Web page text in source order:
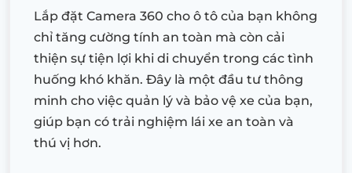
Lắp đặt Camera 360 cho ô tô của bạn không
chỉ tăng cường tính an toàn mà còn cải
thiện sự tiện lợi khi di chuyển trong các tình
huống khó khăn. Đây là một đầu tư thông
minh cho việc quản lý và bảo vệ xe của bạn,
giúp bạn có trải nghiệm lái xe an toàn và
thú vị hơn.